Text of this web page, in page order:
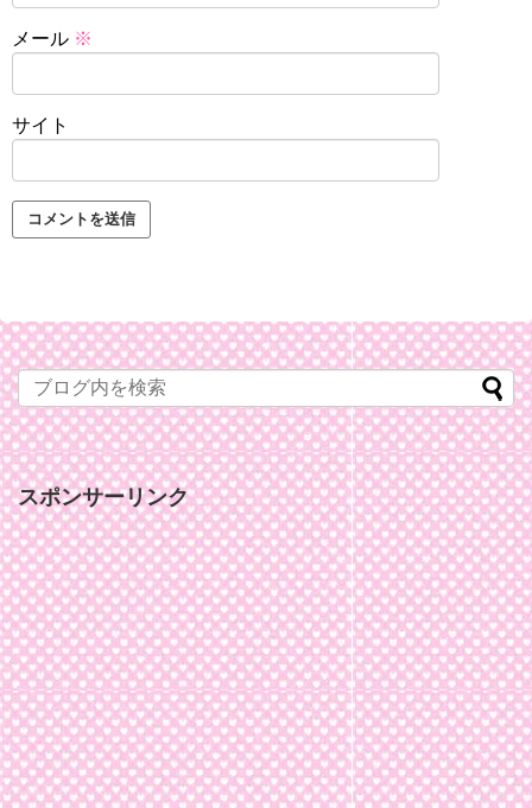
メール ※
サイト
スポンサーリンク